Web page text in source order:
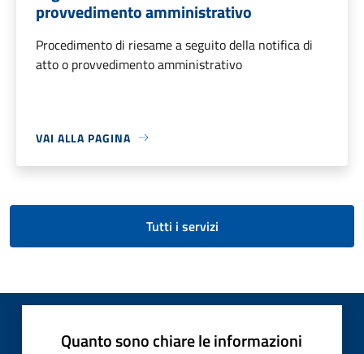
provvedimento amministrativo
Procedimento di riesame a seguito della notifica di
atto o provvedimento amministrativo
VAI ALLA PAGINA
Tutti i servizi
Quanto sono chiare le informazioni